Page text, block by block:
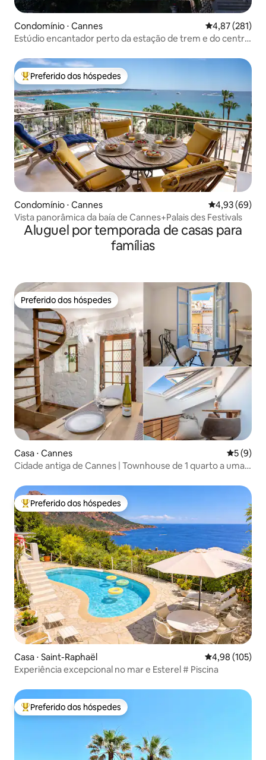
Condomínio ⋅ Cannes 4,87 de uma
4,87 (281)
Estúdio encantador perto da estação de trem e do centro
Entre os melhores preferidos dos hóspedes
Preferido dos hóspedes
Condomínio ⋅ Cannes 4,93 de uma
4,93 (69)
Vista panorâmica da baía de Cannes+Palais des Festivals
Aluguel por temporada de casas para
famílias
Preferido dos hóspedes
Preferido dos hóspedes
Casa ⋅ Cannes 5 de
5 (9)
Cidade antiga de Cannes | Townhouse de 1 quarto a uma
Entre os melhores preferidos dos hóspedes
Preferido dos hóspedes
Casa ⋅ Saint-Raphaël 4,98 de uma
4,98 (105)
Experiência excepcional no mar e Esterel # Piscina
Entre os melhores preferidos dos hóspedes
Preferido dos hóspedes